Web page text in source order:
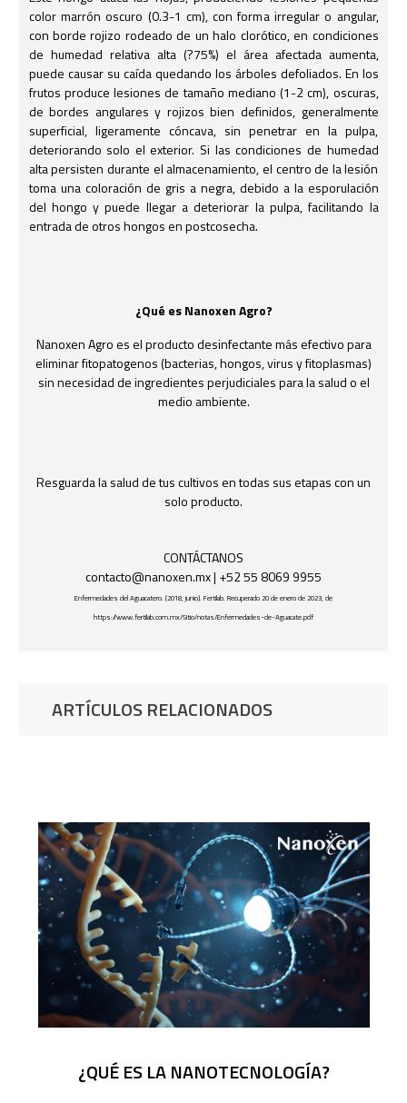
color marrón oscuro (0.3-1 cm), con forma irregular o angular,
con borde rojizo rodeado de un halo clorótico, en condiciones
de humedad relativa alta (?75%) el área afectada aumenta,
puede causar su caída quedando los árboles defoliados. En los
frutos produce lesiones de tamaño mediano (1-2 cm), oscuras,
de bordes angulares y rojizos bien definidos, generalmente
superficial, ligeramente cóncava, sin penetrar en la pulpa,
deteriorando solo el exterior. Si las condiciones de humedad
alta persisten durante el almacenamiento, el centro de la lesión
toma una coloración de gris a negra, debido a la esporulación
del hongo y puede llegar a deteriorar la pulpa, facilitando la
entrada de otros hongos en postcosecha.
¿Qué es Nanoxen Agro?
Nanoxen Agro es el producto desinfectante más efectivo para
eliminar fitopatogenos (bacterias, hongos, virus y fitoplasmas)
sin necesidad de ingredientes perjudiciales para la salud o el
medio ambiente.
Resguarda la salud de tus cultivos en todas sus etapas con un
solo producto.
CONTÁCTANOS
contacto@nanoxen.mx| +52 55 8069 9955
Enfermedades del Aguacatero. (2018, junio). Fertilab. Recuperado 20 de enero de 2023, de
https://www.fertilab.com.mx/Sitio/notas/Enfermedades-de-Aguacate.pdf
ARTÍCULOS RELACIONADOS
¿QUÉ ES LA NANOTECNOLOGÍA?